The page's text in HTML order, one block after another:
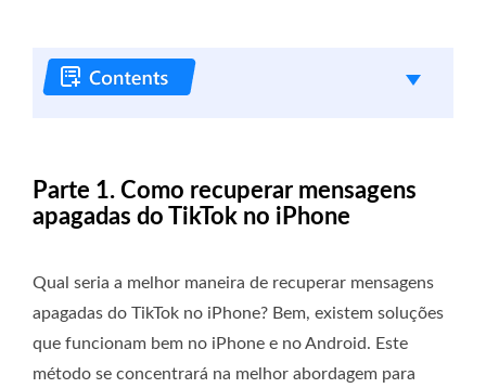
Parte 1. Como recuperar mensagens
apagadas do TikTok no iPhone
Qual seria a melhor maneira de recuperar mensagens
apagadas do TikTok no iPhone? Bem, existem soluções
que funcionam bem no iPhone e no Android. Este
método se concentrará na melhor abordagem para